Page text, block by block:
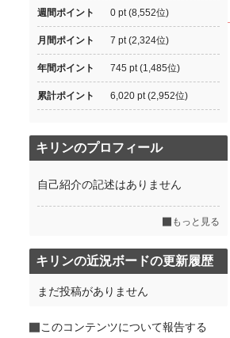
週間ポイント 0 pt (8,552位)
月間ポイント 7 pt (2,324位)
年間ポイント 745 pt (1,485位)
累計ポイント 6,020 pt (2,952位)
キリンのプロフィール
自己紹介の記述はありません
もっと見る
キリンの近況ボードの更新履歴
まだ投稿がありません
このコンテンツについて報告する